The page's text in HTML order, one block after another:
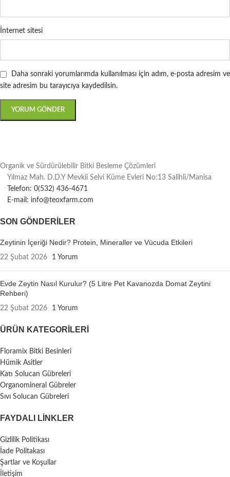
İnternet sitesi
Daha sonraki yorumlarımda kullanılması için adım, e-posta adresim ve
site adresim bu tarayıcıya kaydedilsin.
Organik ve Sürdürülebilir Bitki Besleme Çözümleri
Yılmaz Mah. D.D.Y Mevkii Selvi Küme Evleri No:13 Salihli/Manisa
Telefon: 0(532) 436-4671
E-mail: info@teoxfarm.com
SON GÖNDERILER
Zeytinin İçeriği Nedir? Protein, Mineraller ve Vücuda Etkileri
22 Şubat 2026 1 Yorum
Evde Zeytin Nasıl Kurulur? (5 Litre Pet Kavanozda Domat Zeytini
Rehberi)
22 Şubat 2026 1 Yorum
ÜRÜN KATEGORILERI
Floramix Bitki Besinleri
Hümik Asitler
Katı Solucan Gübreleri
Organomineral Gübreler
Sıvı Solucan Gübreleri
FAYDALI LİNKLER
Gizlilik Politikası
İade Politakası
Şartlar ve Koşullar
İletişim